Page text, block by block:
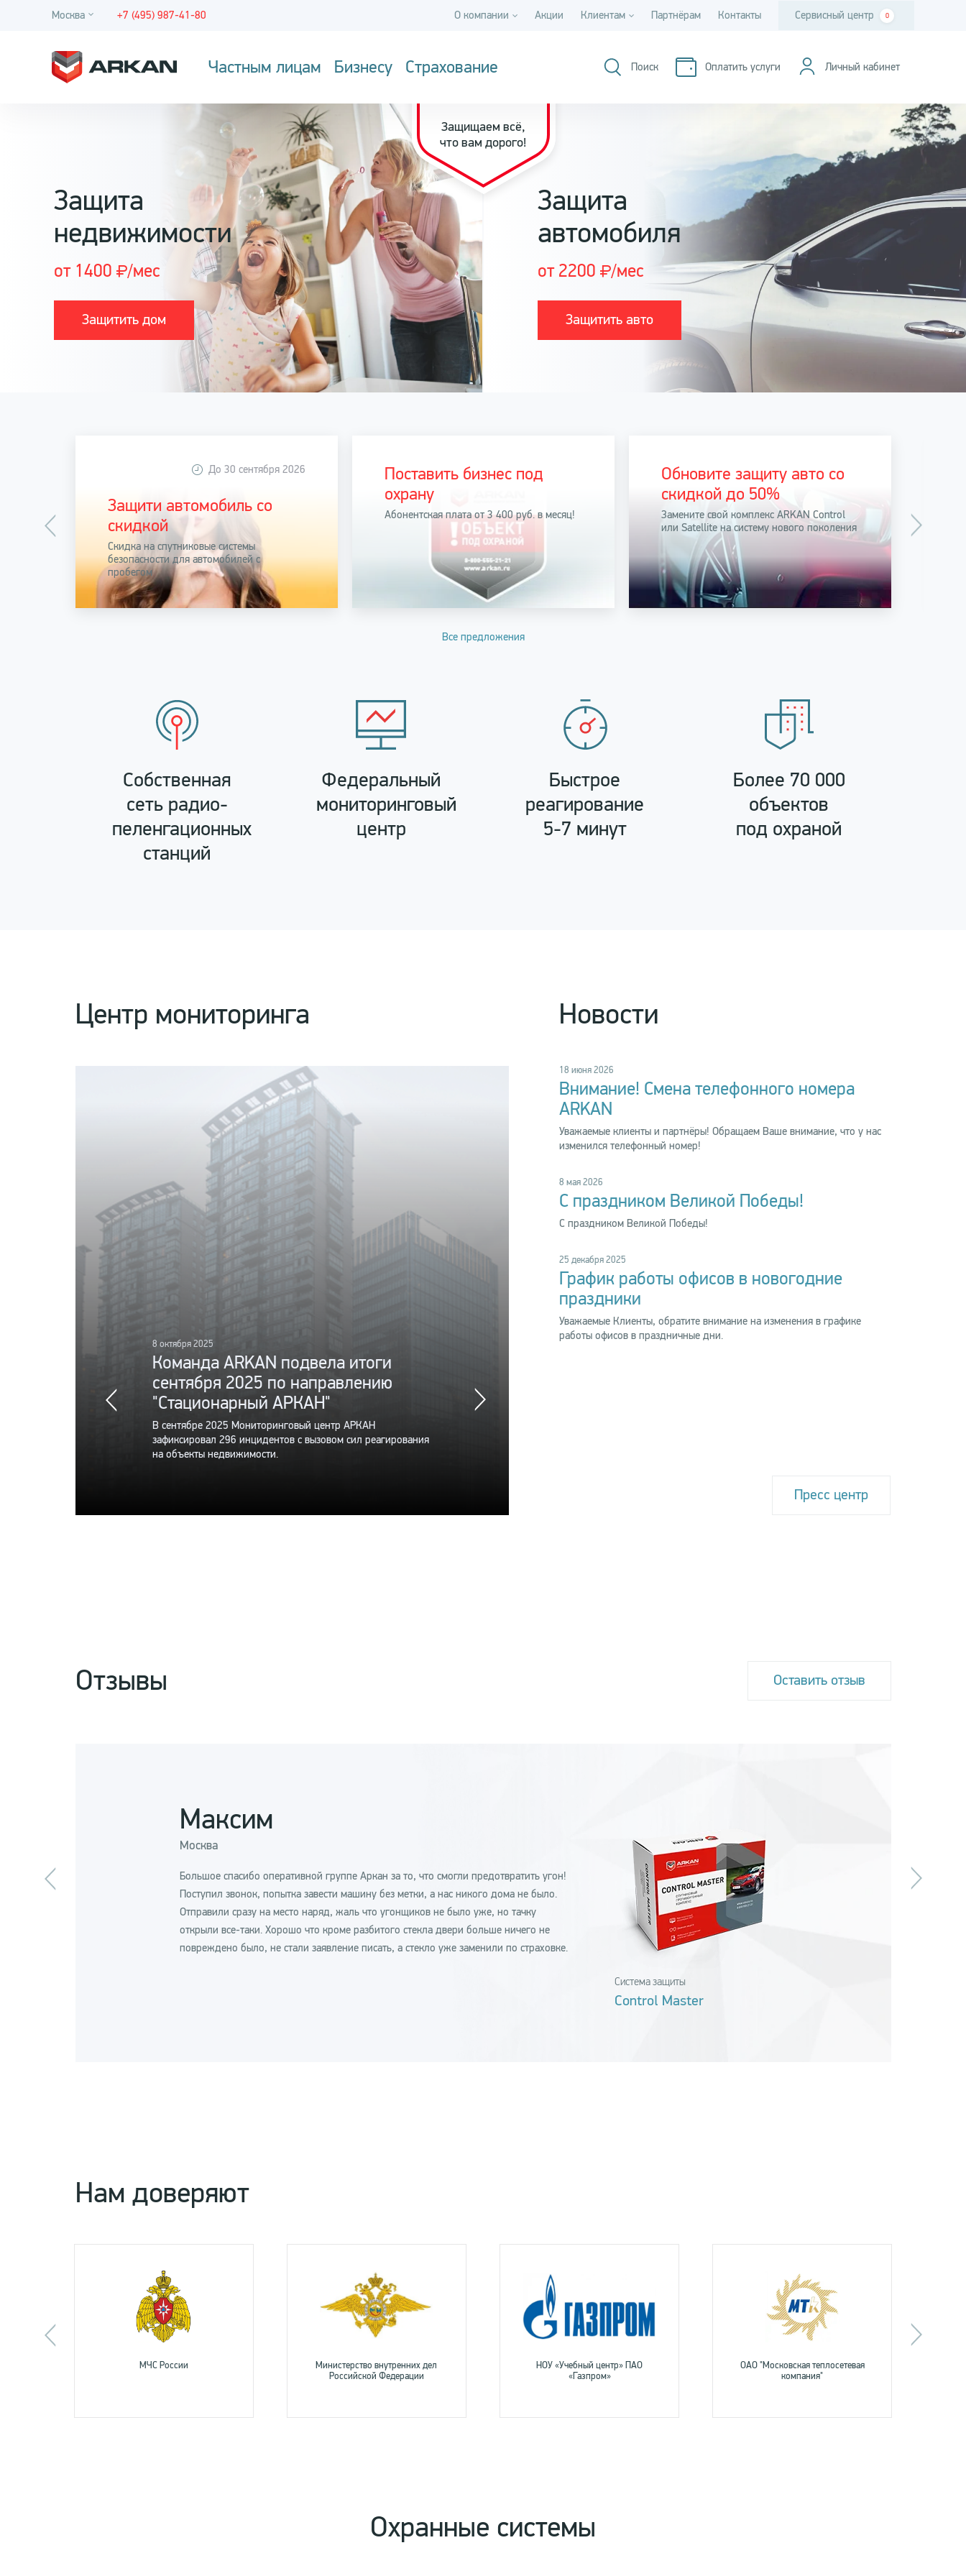
Москва +7 (495) 987-41-80 О компании Акции Клиентам Партнёрам Контакты Сервисный центр 0
Частным лицам Бизнесу Страхование Поиск Оплатить услуги Личный кабинет
Защита
недвижимости
от 1400 /мес
Защитить дом
Защита
автомобиля
от 2200 /мес
Защитить авто
Защищаем всё,
что вам дорого!
До 30 сентября 2026
Защити автомобиль со
скидкой
Скидка на спутниковые системы
безопасности для автомобилей с
пробегом
Поставить бизнес под
охрану
Абонентская плата от 3 400 руб. в месяц!
Обновите защиту авто со
скидкой до 50%
Замените свой комплекс ARKAN Control
или Satellite на систему нового поколения
Все предложения
Собственная
сеть радио-
пеленгационных
станций
Федеральный
мониторинговый
центр
Быстрое
реагирование
5-7 минут
Более 70 000
объектов
под охраной
Центр мониторинга
8 октября 2025
Команда ARKAN подвела итоги
сентября 2025 по направлению
"Стационарный АРКАН"
В сентябре 2025 Мониторинговый центр АРКАН
зафиксировал 296 инцидентов с вызовом сил реагирования
на объекты недвижимости.
8 сентября 2025
Новости
18 июня 2026
Внимание! Смена телефонного номера
ARKAN
Уважаемые клиенты и партнёры! Обращаем Ваше внимание, что у нас
изменился телефонный номер!
8 мая 2026
С праздником Великой Победы!
С праздником Великой Победы!
25 декабря 2025
График работы офисов в новогодние
праздники
Уважаемые Клиенты, обратите внимание на изменения в графике
работы офисов в праздничные дни.
Пресс центр
Отзывы Оставить отзыв
Максим
Москва
Большое спасибо оперативной группе Аркан за то, что смогли предотвратить угон!
Поступил звонок, попытка завести машину без метки, а нас никого дома не было.
Отправили сразу на место наряд, жаль что угонщиков не было уже, но тачку
открыли все-таки. Хорошо что кроме разбитого стекла двери больше ничего не
повреждено было, не стали заявление писать, а стекло уже заменили по страховке.
Система защиты
Control Master
Нам доверяют
МЧС России
Министерство внутренних дел
Российской Федерации
НОУ «Учебный центр» ПАО
«Газпром»
ОАО "Московская теплосетевая
компания"
Охранные системы